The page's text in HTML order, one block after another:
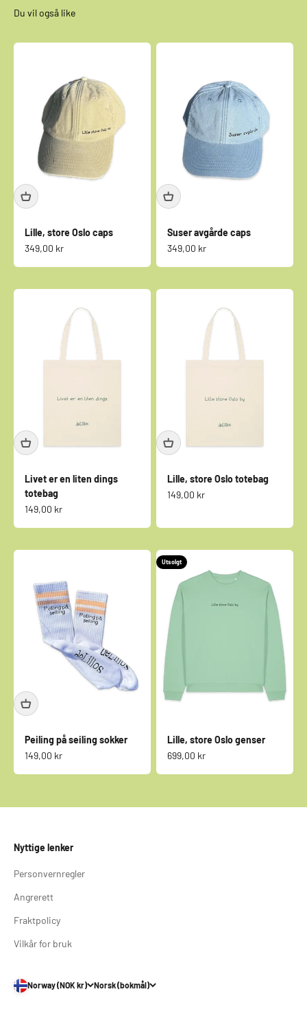
Lille, store Oslo caps
Salgspris
349,00 kr
Suser avgårde caps
Salgspris
349,00 kr
Livet er en liten dings
totebag
Salgspris
149,00 kr
Lille, store Oslo totebag
Salgspris
149,00 kr
Peiling på seiling sokker
Salgspris
149,00 kr
Utsolgt
Lille, store Oslo genser
Salgspris
699,00 kr
Nyttige lenker
Personvernregler
Angrerett
Fraktpolicy
Vilkår for bruk
Norway (NOK kr) Norsk (bokmål)